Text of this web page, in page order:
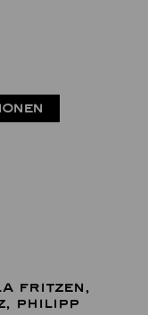
FRITZEN ,
, PHILIPP